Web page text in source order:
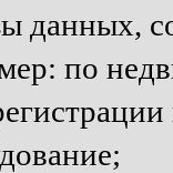
данных,
по